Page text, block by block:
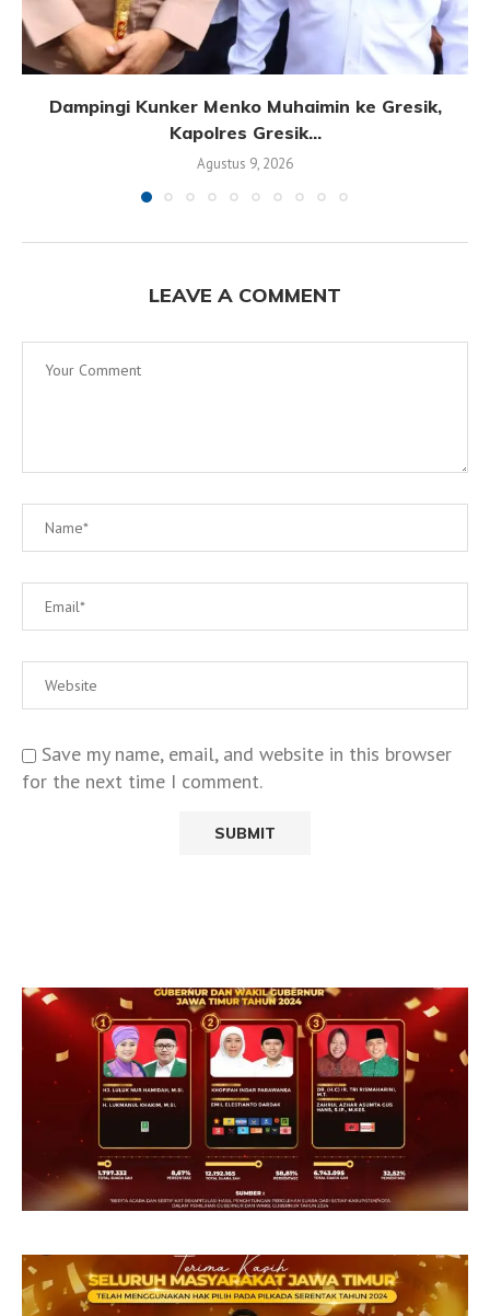
Dampingi Kunker Menko Muhaimin ke Gresik,
Kapolres Gresik...
Agustus 9, 2026
LEAVE A COMMENT
Save my name, email, and website in this browser
for the next time I comment.